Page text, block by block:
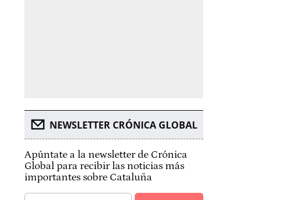
NEWSLETTER CRÓNICA GLOBAL
Apúntate a la newsletter de Crónica
Global para recibir las noticias más
importantes sobre Cataluña